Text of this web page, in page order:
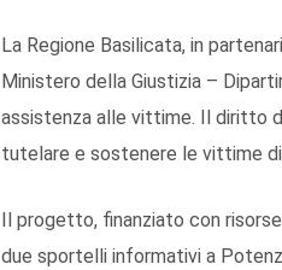
La Regione Basilicata, in
Ministero della Giustizia –
assistenza alle vittime. Il diritto
tutelare e sostenere le vittime
Il progetto, finanziato con
due sportelli informativi a